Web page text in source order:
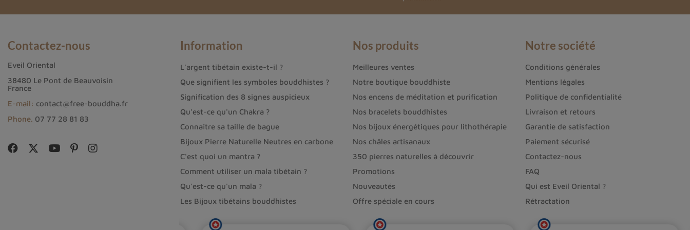
Contactez-nous
Eveil Oriental
38480 Le Pont de Beauvoisin
France
E-mail: contact@free-bouddha.fr
Phone. 07 77 28 81 83
Information
L'argent tibétain existe-t-il ?
Que signifient les symboles bouddhistes ?
Signification des 8 signes auspicieux
Qu'est-ce qu'un Chakra ?
Connaître sa taille de bague
Bijoux Pierre Naturelle Neutres en carbone
C'est quoi un mantra ?
Comment utiliser un mala tibétain ?
Qu'est-ce qu'un mala ?
Les Bijoux tibétains bouddhistes
Nos produits
Meilleures ventes
Notre boutique bouddhiste
Nos encens de méditation et purification
Nos bracelets bouddhistes
Nos bijoux énergétiques pour lithothérapie
Nos châles artisanaux
350 pierres naturelles à découvrir
Promotions
Nouveautés
Offre spéciale en cours
Notre société
Conditions générales
Mentions légales
Politique de confidentialité
Livraison et retours
Garantie de satisfaction
Paiement sécurisé
Contactez-nous
FAQ
Qui est Eveil Oriental ?
Rétractation